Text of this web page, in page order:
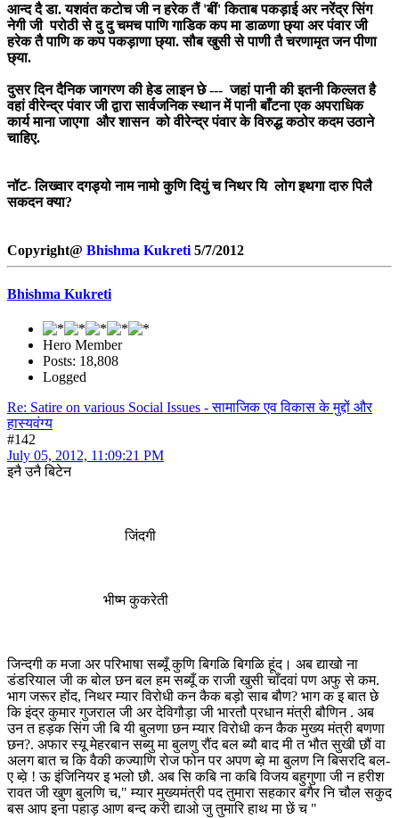
आन्द दै डा. यशवंत कटोच जी न हरेक तैं 'बीं' किताब पकड़ाई अर नरेंद्र सिंग
नेगी जी परोठी से दु दु चमच पाणि गाडिक कप मा डाळणा छ्या अर पंवार जी
हरेक तै पाणि क कप पकड़ाणा छ्या. सौब खुसी से पाणी तै चरणामृत जन पीणा
छ्या.
दुसर दिन दैनिक जागरण की हेड लाइन छे --- जहां पानी की इतनी किल्लत है
वहां वीरेन्द्र पंवार जी द्वारा सार्वजनिक स्थान में पानी बाँटना एक अपराधिक
कार्य माना जाएगा और शासन को वीरेन्द्र पंवार के विरुद्ध कठोर कदम उठाने
चाहिए.
नॉट- लिख्वार दगड्यो नाम नामो कुणि दियुं च निथर यि लोग इथगा दारु पिलै
सकदन क्या?
Copyright@ Bhishma Kukreti 5/7/2012
Bhishma Kukreti
Hero Member
Posts: 18,808
Logged
Re: Satire on various Social Issues - सामाजिक एव विकास के मुद्दों और
हास्यवंग्य
#142
July 05, 2012, 11:09:21 PM
इनै उनै बिटेन
जिंदगी
भीष्म कुकरेती
जिन्दगी क मजा अर परिभाषा सब्यूँ कुणि बिगळि बिगळि हूंद। अब द्याखो ना
डंडरियाल जी क बोल छन बल हम सब्यूँ क राजी खुसी चाँदवां पण अफु से कम.
भाग जरूर होंद, निथर म्यार विरोधी कन कैक बड़ो साब बौण? भाग क इ बात छे
कि इंद्र कुमार गुजराल जी अर देविगौड़ा जी भारतौ प्रधान मंत्री बौणिन . अब
उन त हड़क सिंग जी बि यी बुलणा छन म्यार विरोधी कन कैक मुख्य मंत्री बणणा
छन?. अफार स्यू मेहरबान सब्यु मा बुलणु रौंद बल ब्यौ बाद मी त भौत सुखी छौं वा
अलग बात च कि वैकी कज्याणि रोज फोन पर अपण ब्व़े मा बुलण नि बिसरदि बल-
ए ब्व़े ! ऊ इंजिनियर इ भलो छौ. अब सि कबि ना कबि विजय बहुगुणा जी न हरीश
रावत जी खुण बुलणि च," म्यार मुख्यमंत्री पद तुमारा सहकार बगैर नि चौल सकुद
बस आप इना पहाड़ आण बन्द करी द्याओ जु तुमारि हाथ मा छें च "